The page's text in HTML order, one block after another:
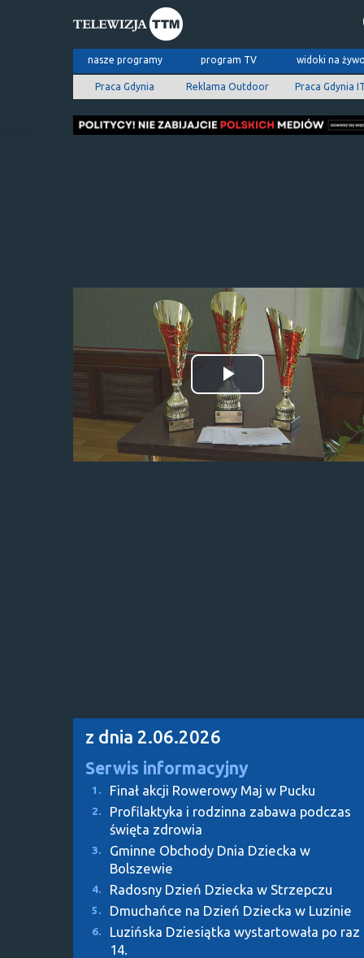
nasze programy program TV widoki na
Praca Gdynia Reklama Outdoor Praca Gdynia
Odtwórz
wideo
z dnia 2.06.2026
Serwis informacyjny
1. Finał akcji Rowerowy Maj w Pucku
2.
Profilaktyka i rodzinna zabawa podczas
święta zdrowia
3.
Gminne Obchody Dnia Dziecka w
Bolszewie
4. Radosny Dzień Dziecka w Strzepczu
5. Dmuchańce na Dzień Dziecka w Luzinie
6.
Luzińska Dziesiątka wystartowała po raz
14.